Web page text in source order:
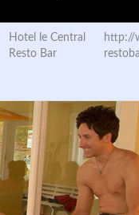
Hotel le Central
Resto Bar
http://